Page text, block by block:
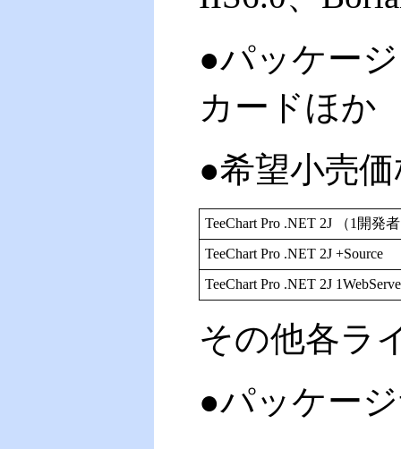
●パッケー
カードほか
●希望小売
TeeChart Pro .NET 2J （1開発
TeeChart Pro .NET 2J +Source
TeeChart Pro .NET 2J
その他各ラ
●パッケー